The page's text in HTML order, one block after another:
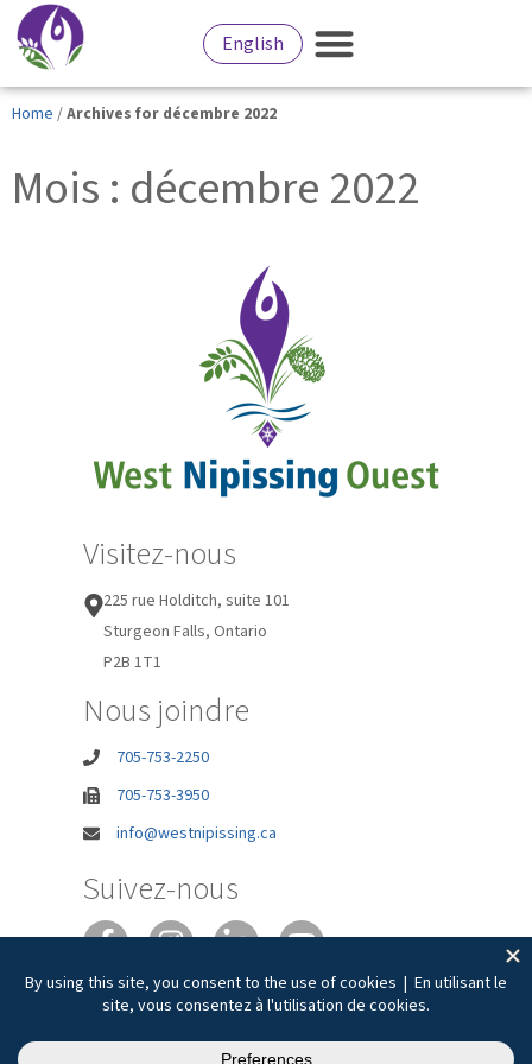
English
Home /Archives for décembre 2022
Mois : décembre 2022
Visitez-nous
225 rue Holditch, suite 101
Sturgeon Falls, Ontario
P2B 1T1
Nous joindre
705-753-2250
705-753-3950
info@westnipissing.ca
Suivez-nous